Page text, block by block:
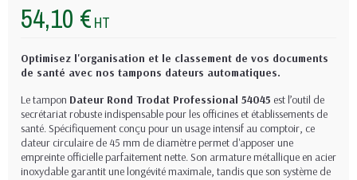
54,10 € HT
Optimisez l'organisation et le classement de vos documents
de santé avec nos tampons dateurs automatiques.
Le tampon Dateur Rond Trodat Professional 54045 est l’outil de
secrétariat robuste indispensable pour les officines et établissements de
santé. Spécifiquement conçu pour un usage intensif au comptoir, ce
dateur circulaire de 45 mm de diamètre permet d'apposer une
empreinte officielle parfaitement nette. Son armature métallique en acier
inoxydable garantit une longévité maximale, tandis que son système de